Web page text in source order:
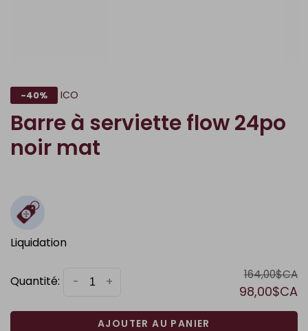
-40% ICO
Barre à serviette flow 24po
noir mat
Liquidation
Quantité: +
- 164,00$CA
98,00$CA
AJOUTER AU PANIER